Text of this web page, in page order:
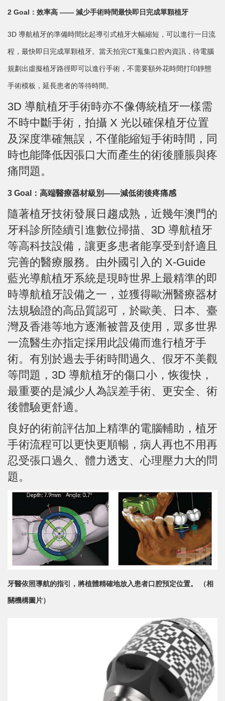
2 Goal：效率高 —— 減少手術時間最快即日完成單顆植牙
3D 導航植牙的準備時間比起導引式植牙大幅縮短，可以進行一日流
程，最快即日完成單顆植牙。當天拍完CT蒐集口腔內資訊，待電腦
規劃出虛擬植牙路徑即可以進行手術，不需要額外花時間打印靜態
手術模板，延長患者的等待時間。
3D 導航植牙手術時亦不像傳統植牙一樣需
不時中斷手術，拍攝 X 光以確保植牙位置
及深度準確無誤，不僅能縮短手術時間，同
時也能降低因張口大而產生的術後腫脹與疼
痛問題。
3 Goal：高端醫療器材級別——減低術後疼痛感
隨著植牙技術發展日趨成熟，近幾年澳門的
牙科診所陸續引進數位掃描、3D 導航植牙
等高科技設備，讓更多患者能享受到舒適且
完善的醫療服務。由外國引入的 X-Guide
藍光導航植牙系統是現時世界上最精準的即
時導航植牙設備之一，並獲得歐洲醫療器材
法規驗證的高品質認可，於歐美、日本、臺
灣及香港等地方逐漸被普及使用，眾多世界
一流醫生亦指定採用此設備而進行植牙手
術。有別於過去手術時間過久、假牙不美觀
等問題，3D 導航植牙的傷口小，恢復快，
最重要的是減少人為誤差手術、更安全、術
後體驗更舒適。
良好的術前評估加上精準的電腦輔助，植牙
手術流程可以更快更順暢，病人再也不用再
忍受張口過久、體力透支、心理壓力大的問
題。
牙醫依照導航的指引，將植體精確地放入患者口腔預定位置。 （相
關機構圖片）